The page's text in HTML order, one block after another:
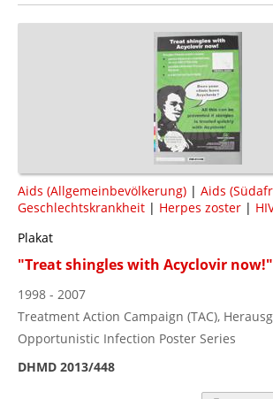
Aids (Allgemeinbevölkerung) | Aids
Geschlechtskrankheit | Herpes zoster |
Plakat
"Treat shingles with Acyclovir now!"
1998 - 2007
Treatment Action Campaign (TAC),
Opportunistic Infection Poster Series
DHMD 2013/448